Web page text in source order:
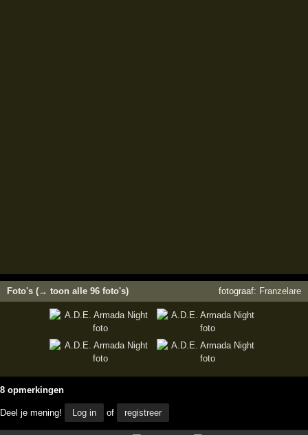
Foto's (→ toon alle 96 foto's) fotograaf: Franzelare
8 opmerkingen
Deel je mening! Log in of registreer